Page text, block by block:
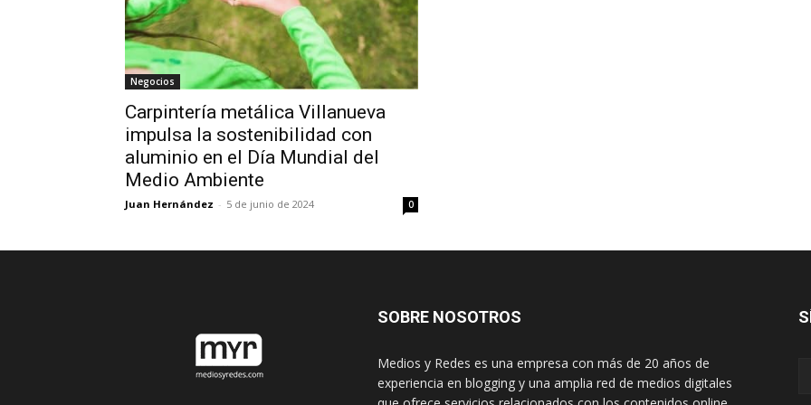
Negocios
Carpintería metálica Villanueva
impulsa la sostenibilidad con
aluminio en el Día Mundial del
Medio Ambiente
Juan Hernández - 5 de junio de 2024 0
SOBRE NOSOTROS
Medios y Redes es una empresa con más de 20 años de
experiencia en blogging y una amplia red de medios digitales